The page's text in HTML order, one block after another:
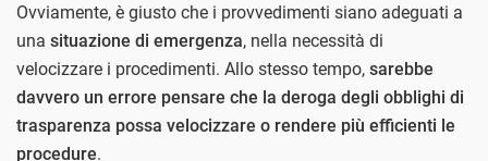
Ovviamente, è giusto che i provvedimenti siano adeguati a
una situazione di emergenza, nella necessità di
velocizzare i procedimenti. Allo stesso tempo, sarebbe
davvero un errore pensare che la deroga degli obblighi di
trasparenza possa velocizzare o rendere più efficienti le
procedure.